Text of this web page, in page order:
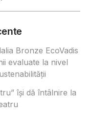
Bronze EcoVadis
evaluate la nivel
își dă întâlnire la